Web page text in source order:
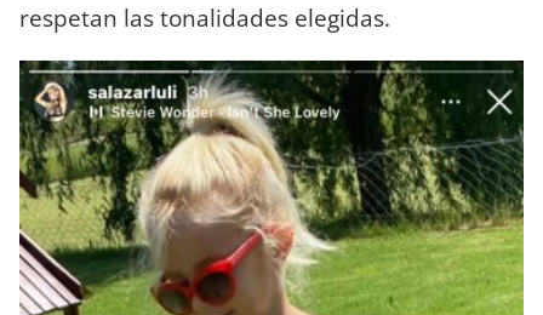
respetan las tonalidades elegidas.